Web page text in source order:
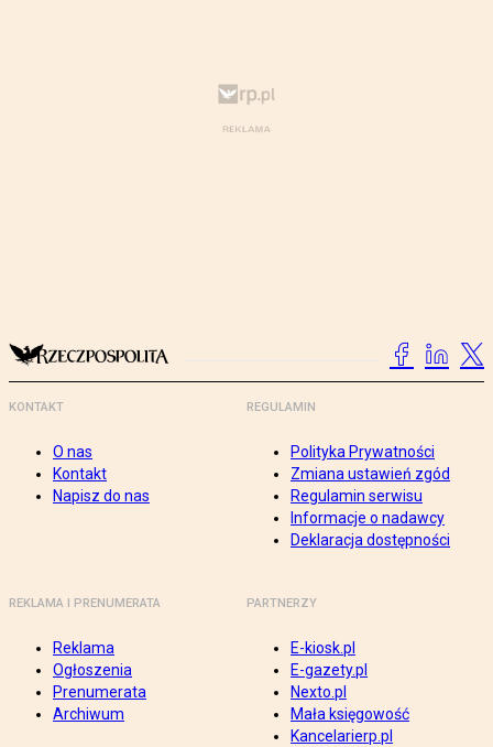
KONTAKT
O nas
Kontakt
Napisz do nas
REGULAMIN
Polityka Prywatności
Zmiana ustawień zgód
Regulamin serwisu
Informacje o nadawcy
Deklaracja dostępności
REKLAMA I PRENUMERATA
Reklama
Ogłoszenia
Prenumerata
Archiwum
PARTNERZY
E-kiosk.pl
E-gazety.pl
Nexto.pl
Mała księgowość
Kancelarierp.pl